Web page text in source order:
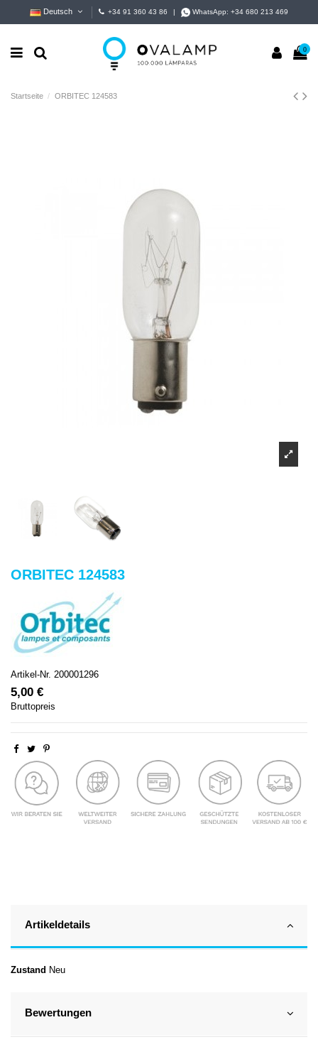
Deutsch +34 91 360 43 86 WhatsApp:+34 680 213 469
0
Startseite ORBITEC 124583
ORBITEC 124583
Artikel-Nr. 200001296
5,00 €
Bruttopreis
Artikeldetails
Zustand Neu
Bewertungen